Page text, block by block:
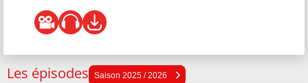
Les épisodes Saison 2025 / 2026